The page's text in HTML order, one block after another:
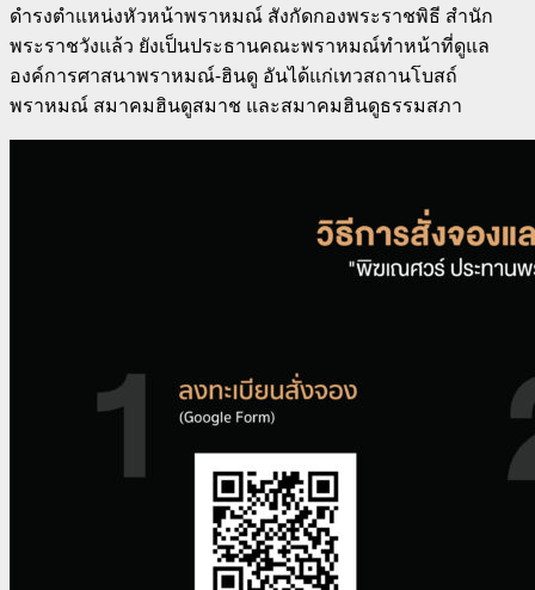
ดำรงตำแหน่งหัวหน้าพราหมณ์ สังกัดกองพระราชพิธี สำนัก
พระราชวังแล้ว ยังเป็นประธานคณะพราหมณ์ทำหน้าที่ดูแล
องค์การศาสนาพราหมณ์-ฮินดู อันได้แก่เทวสถานโบสถ์
พราหมณ์ สมาคมฮินดูสมาช และสมาคมฮินดูธรรมสภา